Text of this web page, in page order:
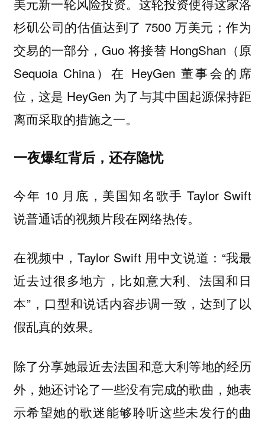
美元新一轮风险投资。这轮投资使得这家洛
杉矶公司的估值达到了 7500 万美元；作为
交易的一部分，Guo 将接替 HongShan（原
Sequoia China）在 HeyGen 董事会的席
位，这是 HeyGen 为了与其中国起源保持距
离而采取的措施之一。
一夜爆红背后，还存隐忧
今年 10 月底，美国知名歌手 Taylor Swift
说普通话的视频片段在网络热传。
在视频中，Taylor Swift 用中文说道：“我最
近去过很多地方，比如意大利、法国和日
本”，口型和说话内容步调一致，达到了以
假乱真的效果。
除了分享她最近去法国和意大利等地的经历
外，她还讨论了一些没有完成的歌曲，她表
示希望她的歌迷能够聆听这些未发行的曲